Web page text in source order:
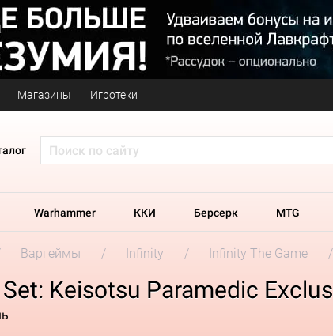
Магазины Игротеки
Warhammer ККИ Берсерк MTG
Варгеймы Infinity Infinity The Game
Keisotsu Paramedic